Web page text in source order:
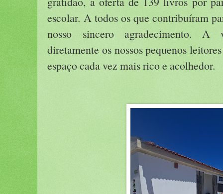
escolar. A todos os que contribuíram
nosso sincero agradecimento. A
diretamente os nossos pequenos
espaço cada vez mais rico e acolhedor.